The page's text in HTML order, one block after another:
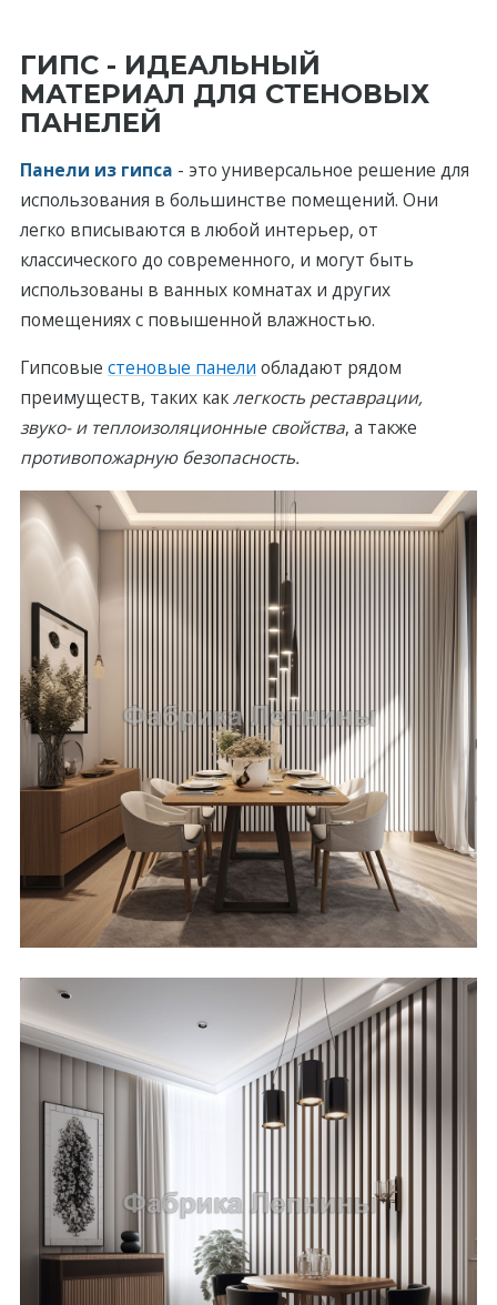
ГИПС - ИДЕАЛЬНЫЙ
МАТЕРИАЛ ДЛЯ СТЕНОВЫХ
ПАНЕЛЕЙ
Панели из гипса - это универсальное рeшeние для
использования в большинстве помещений. Они
лeгко вписываются в любой интерьер, от
классического до современного, и мoгут быть
испoльзованы в ванных комнатах и других
помещениях с повышенной влажностью.
Гипсовые стеновые панели обладают рядом
прeимуществ, таких каклегкость реставрации,
звуко- и теплоизоляционные свойства, а также
противопожарную безопасность.